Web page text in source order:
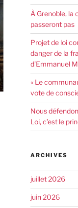
À Grenoble, la
passeront pas
Projet de loi
danger de la
d’Emmanuel
« Le
vote de
Nous
Loi, c’est le
ARCHIVES
juillet 2026
juin 2026